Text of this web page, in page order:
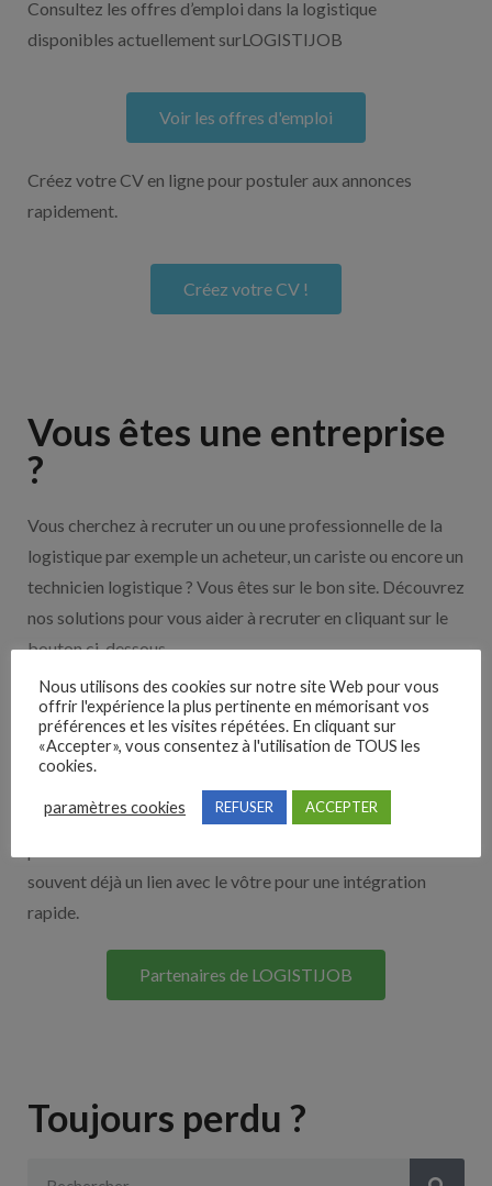
Consultez les offres d’emploi dans la logistique
disponibles actuellement surLOGISTIJOB
Voir les offres d'emploi
Créez votre CV en ligne pour postuler aux annonces
rapidement.
Créez votre CV !
Vous êtes une entreprise
?
Vous cherchez à recruter un ou une professionnelle de la
logistique par exemple un acheteur, un cariste ou encore un
technicien logistique ? Vous êtes sur le bon site. Découvrez
nos solutions pour vous aider à recruter en cliquant sur le
bouton ci-dessous.
Nos solutions entreprises
Découvrez nos partenaires ! Moteurs de recherches,
multidiffuseurs, sites payant… nombreux sont nos
souvent déjà un lien avec le vôtre pour une intégration
rapide.
Partenaires de LOGISTIJOB
Toujours perdu ?
Nous utilisons des cookies sur notre site Web pour vous
offrir l'expérience la plus pertinente en mémorisant vos
préférences et les visites répétées. En cliquant sur
«Accepter», vous consentez à l'utilisation de TOUS les
cookies.
paramètres cookies REFUSER ACCEPTER